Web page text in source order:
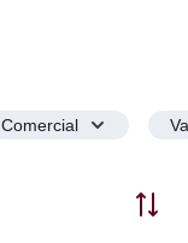
Comercial
Ordenar